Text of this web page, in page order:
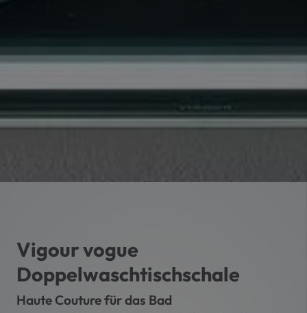
Vigour vogue
Doppelwaschtischschale
Haute Couture für das Bad